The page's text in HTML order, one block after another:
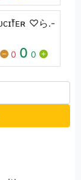
♡ら.-
0 0 0